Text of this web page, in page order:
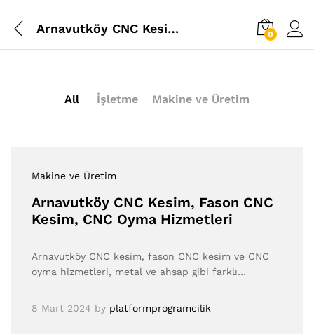
Arnavutköy CNC Kesim, Fason CNC Kesim, CNC Oyma Hizmetleri 0
All İşletme Makine ve Üretim
Makine ve Üretim
Arnavutköy CNC Kesim, Fason CNC
Kesim, CNC Oyma Hizmetleri
Arnavutköy CNC kesim, fason CNC kesim ve CNC
oyma hizmetleri, metal ve ahşap gibi farklı…
8 Mart 2024 by platformprogramcilik